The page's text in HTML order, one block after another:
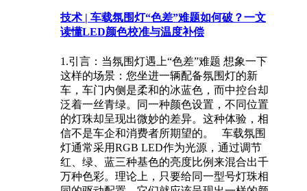
技术 | 车载氛围灯“色差”难题如何破？一文
读懂LED颜色校准与温度补偿
1.引言：当氛围灯遇上“色差”难题 想象一下
这样的场景：您坐进一辆配备氛围灯的新
车，车门内侧是柔和的冰蓝色，而中控台却
泛着一丝青绿。同一种颜色设置，不同位置
的灯珠却呈现出微妙的差异。这种体验，相
信不是车企和消费者所期望的。 车载氛围
灯通常采用RGB LED作为光源，通过调节
红、绿、蓝三种基色的亮度比例来混合出千
万种色彩。理论上，只要给同一型号灯珠相